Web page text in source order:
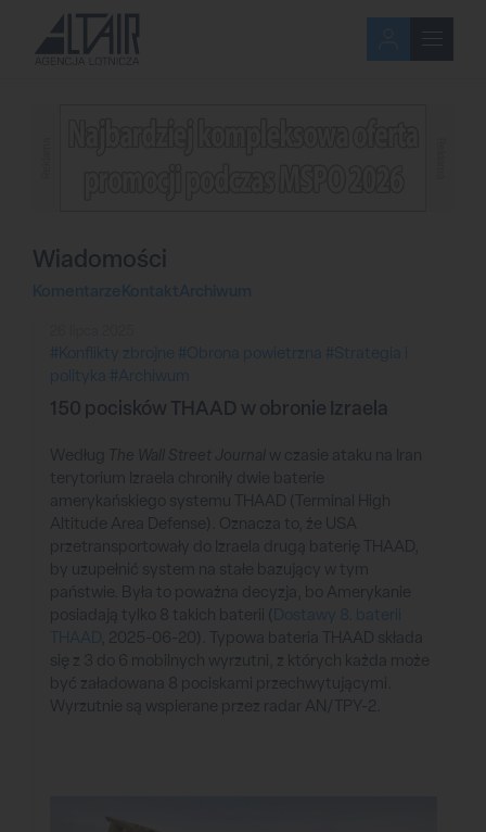
Wiadomości
KomentarzeKontaktArchiwum
#Konflikty zbrojne #Obrona powietrzna
#Strategia i
polityka
#Archiwum
150 pocisków THAAD w obronie Izraela
Według The Wall Street Journal w czasie ataku na Iran
terytorium Izraela chroniły dwie baterie
amerykańskiego systemu THAAD (Terminal High
Altitude Area Defense). Oznacza to, że USA
przetransportowały do Izraela drugą baterię THAAD,
by uzupełnić system na stałe bazujący w tym
państwie. Była to poważna decyzja, bo Amerykanie
posiadają tylko 8 takich baterii ( Dostawy 8. baterii
THAAD , 2025-06-20). Typowa bateria THAAD składa
się z 3 do 6 mobilnych wyrzutni, z których każda może
być załadowana 8 pociskami przechwytującymi.
Wyrzutnie są wspierane przez radar AN/TPY-2.